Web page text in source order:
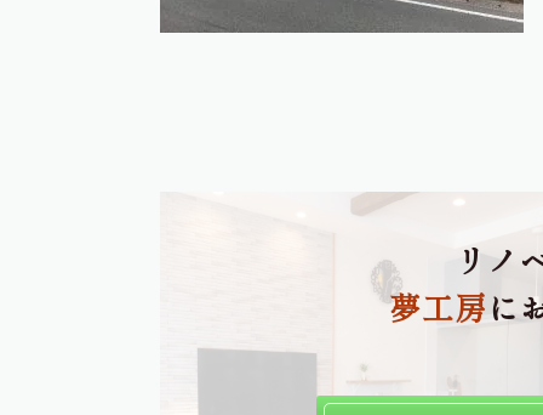
リノ
夢工房に